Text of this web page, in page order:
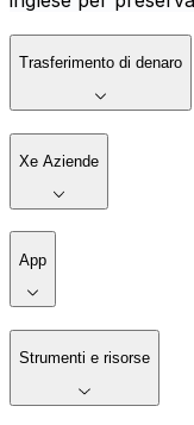
Trasferimento di denaro
Xe Aziende
App
Strumenti e risorse